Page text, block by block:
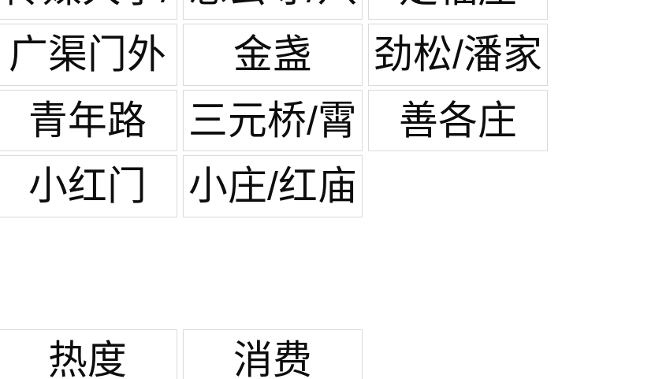
二外
里庄
广渠门外 金盏
劲松/潘家
园
青年路
三元桥/霄
云路
善各庄
小红门 小庄/红庙
热度 消费